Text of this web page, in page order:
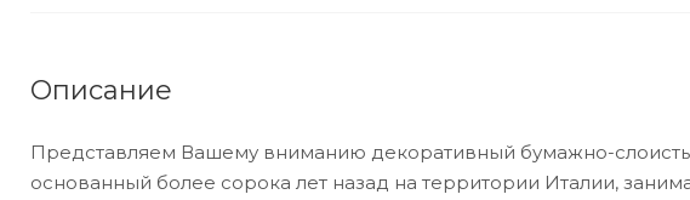
Описание
Представляем Вашему вниманию декоративный бумажно-
основанный более сорока лет назад на территории Италии,